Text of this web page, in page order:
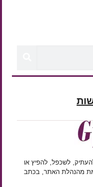
לשכפל, להפיץ או
מהנהלת האתר, בכתב